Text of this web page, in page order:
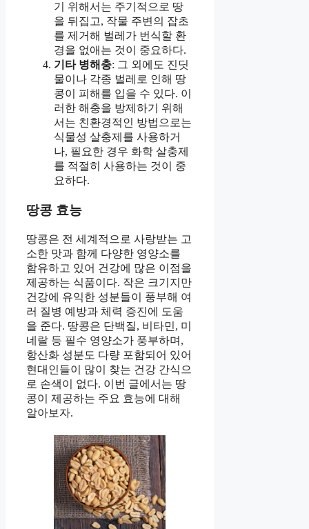
기 위해서는 주기적으로 땅
을 뒤집고, 작물 주변의 잡초
를 제거해 벌레가 번식할 환
경을 없애는 것이 중요하다.
기타 병해충: 그 외에도 진딧
물이나 각종 벌레로 인해 땅
콩이 피해를 입을 수 있다. 이
러한 해충을 방제하기 위해
서는 친환경적인 방법으로는
식물성 살충제를 사용하거
나, 필요한 경우 화학 살충제
를 적절히 사용하는 것이 중
요하다.
땅콩 효능
땅콩은 전 세계적으로 사랑받는 고
소한 맛과 함께 다양한 영양소를
함유하고 있어 건강에 많은 이점을
제공하는 식품이다. 작은 크기지만
건강에 유익한 성분들이 풍부해 여
러 질병 예방과 체력 증진에 도움
을 준다. 땅콩은 단백질, 비타민, 미
네랄 등 필수 영양소가 풍부하며,
항산화 성분도 다량 포함되어 있어
현대인들이 많이 찾는 건강 간식으
로 손색이 없다. 이번 글에서는 땅
콩이 제공하는 주요 효능에 대해
알아보자.